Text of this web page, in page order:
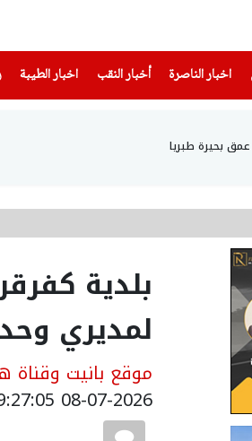
اخبار الناصرة
(current) أخبار النقب اخبار الطيبة(current)
بلدية
لمديري
موقع بانيت وقناة
08-07-2026 09:27:05